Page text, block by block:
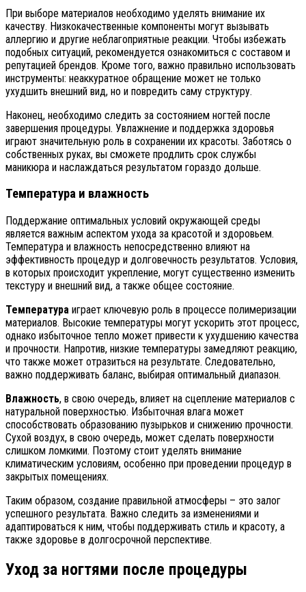
При выборе материалов необходимо уделять внимание их
качеству. Низкокачественные компоненты могут вызывать
аллергию и другие неблагоприятные реакции. Чтобы избежать
подобных ситуаций, рекомендуется ознакомиться с составом и
репутацией брендов. Кроме того, важно правильно использовать
инструменты: неаккуратное обращение может не только
ухудшить внешний вид, но и повредить саму структуру.
Наконец, необходимо следить за состоянием ногтей после
завершения процедуры. Увлажнение и поддержка здоровья
играют значительную роль в сохранении их красоты. Заботясь о
собственных руках, вы сможете продлить срок службы
маникюра и наслаждаться результатом гораздо дольше.
Температура и влажность
Поддержание оптимальных условий окружающей среды
является важным аспектом ухода за красотой и здоровьем.
Температура и влажность непосредственно влияют на
эффективность процедур и долговечность результатов. Условия,
в которых происходит укрепление, могут существенно изменить
текстуру и внешний вид, а также общее состояние.
Температура играет ключевую роль в процессе полимеризации
материалов. Высокие температуры могут ускорить этот процесс,
однако избыточное тепло может привести к ухудшению качества
и прочности. Напротив, низкие температуры замедляют реакцию,
что также может отразиться на результате. Следовательно,
важно поддерживать баланс, выбирая оптимальный диапазон.
Влажность, в свою очередь, влияет на сцепление материалов с
натуральной поверхностью. Избыточная влага может
способствовать образованию пузырьков и снижению прочности.
Сухой воздух, в свою очередь, может сделать поверхности
слишком ломкими. Поэтому стоит уделять внимание
климатическим условиям, особенно при проведении процедур в
закрытых помещениях.
Таким образом, создание правильной атмосферы – это залог
успешного результата. Важно следить за изменениями и
адаптироваться к ним, чтобы поддерживать стиль и красоту, а
также здоровье в долгосрочной перспективе.
Уход за ногтями после процедуры